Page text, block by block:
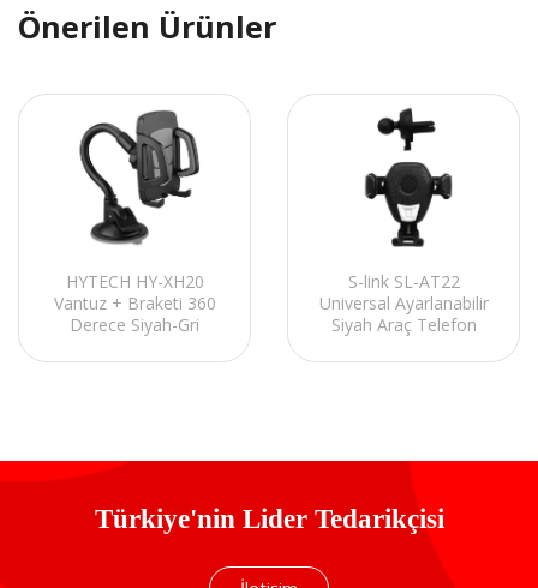
Önerilen Ürünler
HYTECH HY-XH20
Vantuz + Braketi 360
Derece Siyah-Gri
S-link SL-AT22
Universal Ayarlanabilir
Siyah Araç Telefon
Türkiye'nin Lider Tedarikçisi